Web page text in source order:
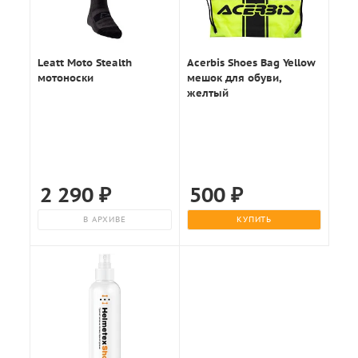
Leatt Moto Stealth
мотоноски
2 290₽
В АРХИВЕ
Acerbis Shoes Bag Yellow
мешок для обуви,
желтый
500 ₽
КУПИТЬ